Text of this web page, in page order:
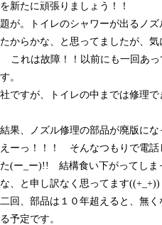
新たに頑張りましょう！！
が。トイレのシャワーが出るノ
からかな、と思ってましたが、
これは故障！！以前にも一回あっ
。
ですが、トイレの中までは修理
果、ノズル修理の部品が廃版に
ーっ！！！ そんなつもりで電話
(ー_ー)!! 結構食い下がってしま
、と申し訳なく思ってます((+_+))
回、部品は１０年超えると、無
予定です。